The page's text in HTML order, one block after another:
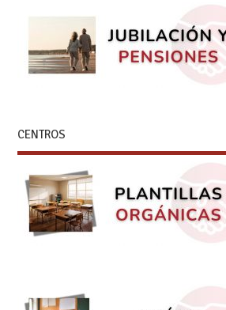
CENTROS